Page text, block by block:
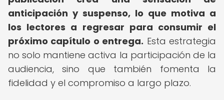
anticipación y suspenso, lo que motiva a
los lectores a regresar para consumir el
próximo capítulo o entrega. Esta estrategia
no solo mantiene activa la participación de la
audiencia, sino que también fomenta la
fidelidad y el compromiso a largo plazo.